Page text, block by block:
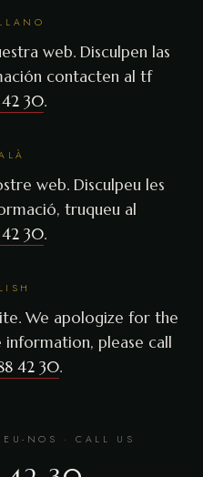
web. Disculpen las
contacten al tf
42 30.
web. Disculpeu les
truqueu al
42 30.
We apologize for the
information, please call
42 30.
NOS · CALL US